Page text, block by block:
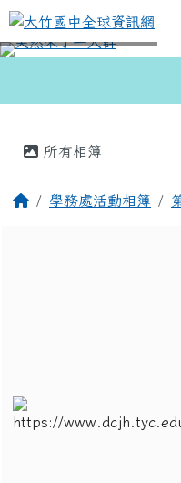
跳至主內容區
大竹國中全球資
所有相簿
回首頁學務處活動相簿